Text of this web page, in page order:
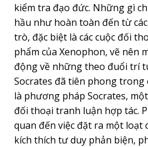
kiểm tra đạo đức. Những gì
hầu như hoàn toàn đến từ
trò, đặc biệt là các cuộc đối
phẩm của Xenophon, vẽ nên
động về những theo đuổi trí
Socrates đã tiên phong trong
là phương pháp Socrates,
đối thoại tranh luận hợp tác.
quan đến việc đặt ra một loạt
kích thích tư duy phản biện,